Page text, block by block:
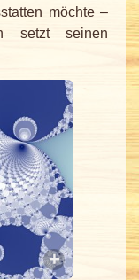
möchte –
setzt seinen